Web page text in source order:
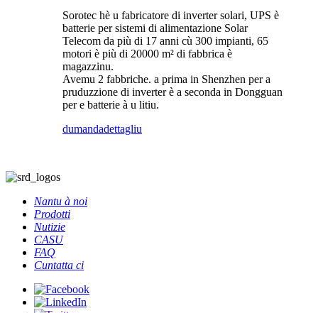
Sorotec hè u fabricatore di inverter solari, UPS è
batterie per sistemi di alimentazione Solar
Telecom da più di 17 anni cù 300 impianti, 65
motori è più di 20000 m² di fabbrica è
magazzinu.
Avemu 2 fabbriche. a prima in Shenzhen per a
pruduzzione di inverter è a seconda in Dongguan
per e batterie à u litiu.
dumandadettagliu
Nantu à noi
Prodotti
Nutizie
CASU
FAQ
Cuntatta ci